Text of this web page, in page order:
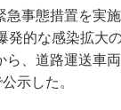
事態措置を実
発的な感染拡大
ら、道路運送車
示した。